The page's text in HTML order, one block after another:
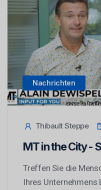
Nachrichten
Thibault Steppe
MT in the City -
Treffen Sie die
Ihres Unternehmens